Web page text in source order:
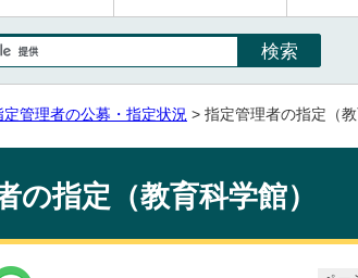
定管理者の公募・指定状況 > 指定管理者の指定（教
の指定（教育科学館）